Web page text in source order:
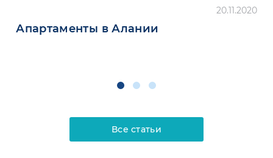
20.11.2020
Апартаменты в Алании
Все статьи